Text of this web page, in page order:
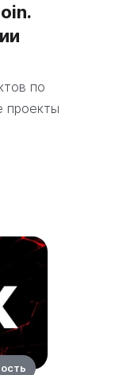
по
проекты